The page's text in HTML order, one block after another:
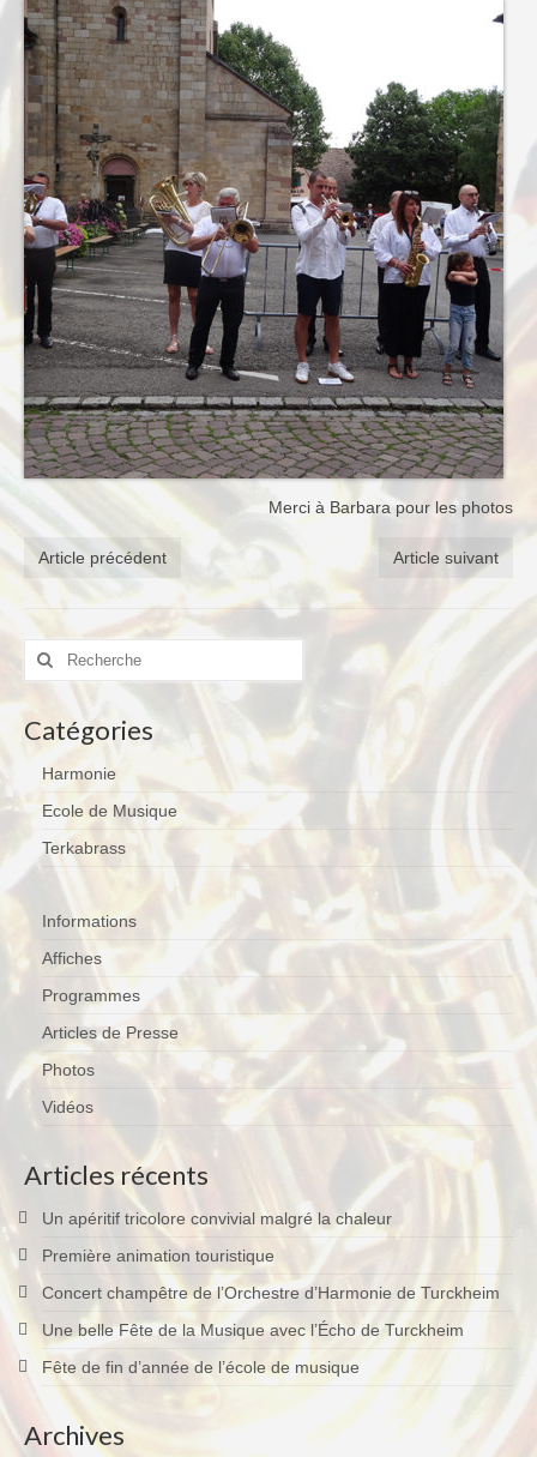
Merci à Barbara pour les photos
Article précédent Article suivant
Rechercher
Catégories
Harmonie
Ecole de Musique
Terkabrass
Informations
Affiches
Programmes
Articles de Presse
Photos
Vidéos
Articles récents
Un apéritif tricolore convivial malgré la chaleur
Première animation touristique
Concert champêtre de l’Orchestre d’Harmonie de Turckheim
Une belle Fête de la Musique avec l’Écho de Turckheim
Fête de fin d’année de l’école de musique
Archives